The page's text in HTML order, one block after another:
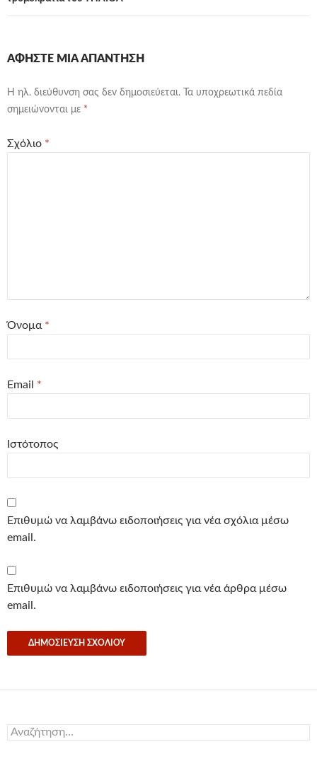
ΑΦΉΣΤΕ ΜΙΑ ΑΠΆΝΤΗΣΗ
Η ηλ. διεύθυνση σας δεν δημοσιεύεται.
Τα υποχρεωτικά πεδία
σημειώνονται με *
Σχόλιο *
Όνομα *
Email *
Ιστότοπος
Επιθυμώ να λαμβάνω ειδοποιήσεις για νέα σχόλια μέσω
email.
Επιθυμώ να λαμβάνω ειδοποιήσεις για νέα άρθρα μέσω
email.
Αναζήτηση
για: